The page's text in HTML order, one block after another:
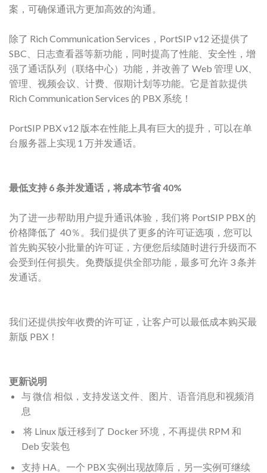
案，可确保通讯方更加高效的沟通。
除了 Rich Communication Services，PortSIP v12 还提供了
SBC、日志查看器等新功能，同时提高了性能、安全性，增
强了通话队列（联络中心）功能，并改善了 Web 管理 UX、
管理、视频会议、计费、假期计划等功能。它是首款提供
Rich Communication Services 的 PBX 系统！
PortSIP PBX v12 版本在性能上具有巨大的提升，可以在单
台服务器上实现 1 万并发通话。
最低支持 6 条并发通话，将成本节省 40%
为了进一步帮助用户提升通讯体验，我们将 PortSIP PBX 的
价格降低了 40％。我们提供了更多的许可证选项，您可以
首先购买较小批量的许可证，方便您后续随时进行升级而不
会受到任何损失。免费版提供全部功能，最多可允许 3 条并
发通话。
我们还提供按年收费的许可证，让客户可以最低成本购买最
新版 PBX！
更新说明
与 微信 相似，支持发送文件、图片、语音消息和视频消
息
将 Linux 版迁移到了 Docker 环境，不再提供 RPM 和
Deb 安装包
支持 HA。一个 PBX 实例出现故障后，另一实例可继续